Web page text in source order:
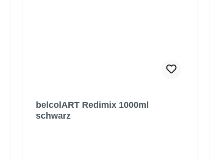
belcolART Redimix 1000ml
schwarz